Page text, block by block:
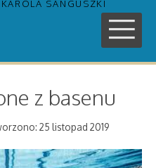
SANGUSZKI
z basenu
25 listopad 2019